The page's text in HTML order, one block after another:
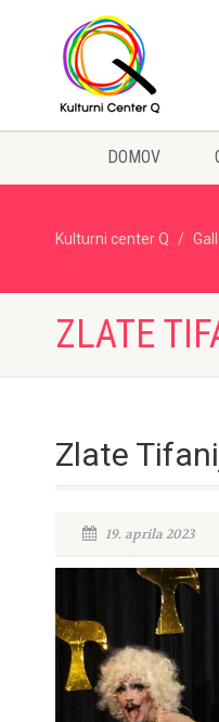
DOMOV
Kulturni center Q
ZLATE
Zlate
19. aprila 2023